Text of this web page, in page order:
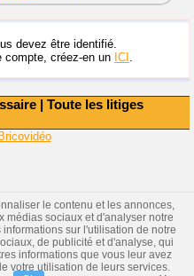
| Toute les litiges
devez être identifié.
compte, créez-en un ICI .
le contenu et les annonces,
médias sociaux et d'analyser notre
sur l'utilisation de notre
de publicité et d'analyse, qui
informations que vous leur avez
votre utilisation de leurs services.